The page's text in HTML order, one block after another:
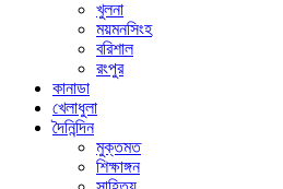
খুলনা
ময়মনসিংহ
বরিশাল
রংপুর
কানাডা
খেলাধুলা
দৈনিন্দিন
মুক্তমত
শিক্ষাঙ্গন